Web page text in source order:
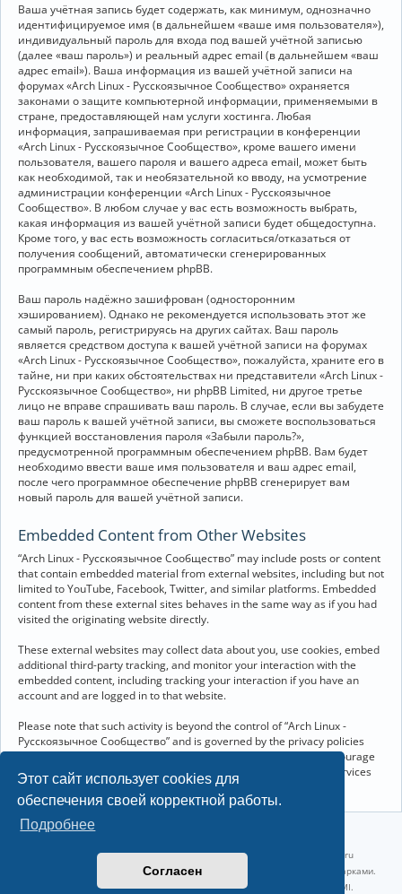
Этот сайт использует cookies для
обеспечения своей корректной работы.
Подробнее
Согласен
Ваша учётная запись будет содержать, как минимум, однозначно
идентифицируемое имя (в дальнейшем «ваше имя пользователя»),
индивидуальный пароль для входа под вашей учётной записью
(далее «ваш пароль») и реальный адрес email (в дальнейшем «ваш
адрес email»). Ваша информация из вашей учётной записи на
форумах «Arch Linux - Русскоязычное Сообщество» охраняется
законами о защите компьютерной информации, применяемыми в
стране, предоставляющей нам услуги хостинга. Любая
информация, запрашиваемая при регистрации в конференции
«Arch Linux - Русскоязычное Сообщество», кроме вашего имени
пользователя, вашего пароля и вашего адреса email, может быть
как необходимой, так и необязательной ко вводу, на усмотрение
администрации конференции «Arch Linux - Русскоязычное
Сообщество». В любом случае у вас есть возможность выбрать,
какая информация из вашей учётной записи будет общедоступна.
Кроме того, у вас есть возможность согласиться/отказаться от
получения сообщений, автоматически сгенерированных
программным обеспечением phpBB.
Ваш пароль надёжно зашифрован (односторонним
хэшированием). Однако не рекомендуется использовать этот же
самый пароль, регистрируясь на других сайтах. Ваш пароль
является средством доступа к вашей учётной записи на форумах
«Arch Linux - Русскоязычное Сообщество», пожалуйста, храните его в
тайне, ни при каких обстоятельствах ни представители «Arch Linux -
Русскоязычное Сообщество», ни phpBB Limited, ни другое третье
лицо не вправе спрашивать ваш пароль. В случае, если вы забудете
ваш пароль к вашей учётной записи, вы сможете воспользоваться
функцией восстановления пароля «Забыли пароль?»,
предусмотренной программным обеспечением phpBB. Вам будет
необходимо ввести ваше имя пользователя и ваш адрес email,
после чего программное обеспечение phpBB сгенерирует вам
новый пароль для вашей учётной записи.
Embedded Content from Other Websites
“Arch Linux - Русскоязычное Сообщество” may include posts or content
that contain embedded material from external websites, including but not
limited to YouTube, Facebook, Twitter, and similar platforms. Embedded
content from these external sites behaves in the same way as if you had
visited the originating website directly.
These external websites may collect data about you, use cookies, embed
additional third-party tracking, and monitor your interaction with the
embedded content, including tracking your interaction if you have an
account and are logged in to that website.
Please note that such activity is beyond the control of “Arch Linux -
Русскоязычное Сообщество” and is governed by the privacy policies
and terms of service of the respective external websites. We encourage
you to review the privacy and cookie policies of any third-party services
you interact with through embedded content.
Linux 6.18.40-1-lts x86_64 GNU/Linux 2026-07-26 08:48:12 |
vps reg.ru
Название и логотип Arch Linux ™ являются признанными торговыми марками.
Linux ® — зарегистрированная торговая марка Linus Torvalds и LMI.